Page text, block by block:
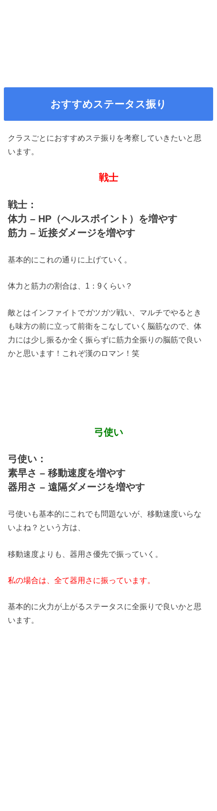
おすすめステータス振り
クラスごとにおすすめステ振りを考察していきたいと思
います。
戦士
戦士：
体力 – HP（ヘルスポイント）を増やす
筋力 – 近接ダメージを増やす
基本的にこれの通りに上げていく。
体力と筋力の割合は、1：9くらい？
敵とはインファイトでガツガツ戦い、マルチでやるとき
も味方の前に立って前衛をこなしていく脳筋なので、体
力には少し振るか全く振らずに筋力全振りの脳筋で良い
かと思います！これぞ漢のロマン！笑
弓使い
弓使い：
素早さ – 移動速度を増やす
器用さ – 遠隔ダメージを増やす
弓使いも基本的にこれでも問題ないが、移動速度いらな
いよね？という方は、
移動速度よりも、器用さ優先で振っていく。
私の場合は、全て器用さに振っています。
基本的に火力が上がるステータスに全振りで良いかと思
います。